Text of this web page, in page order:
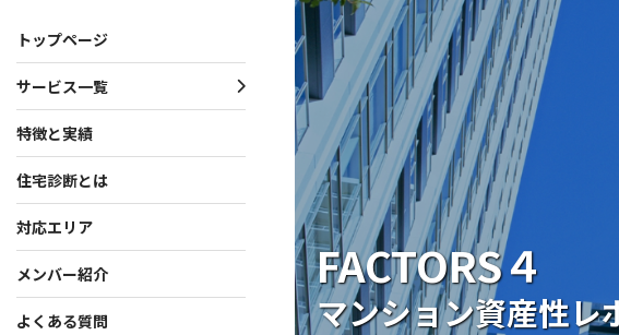
トップページ
サービス一覧
サービス一覧
一戸建て向けサービス
マンション向けサービス
投資家向けサービス
共通サービス
特徴と実績
住宅診断とは
対応エリア
メンバー紹介
よくある質問
お知らせ・プレスリリース
お知らせ
プレスリリース
さくら事務所について
会社概要
理念・行動指針
役員・創業者紹介
ISO 9001認証取得
FACTORS４
マンション資産性レ